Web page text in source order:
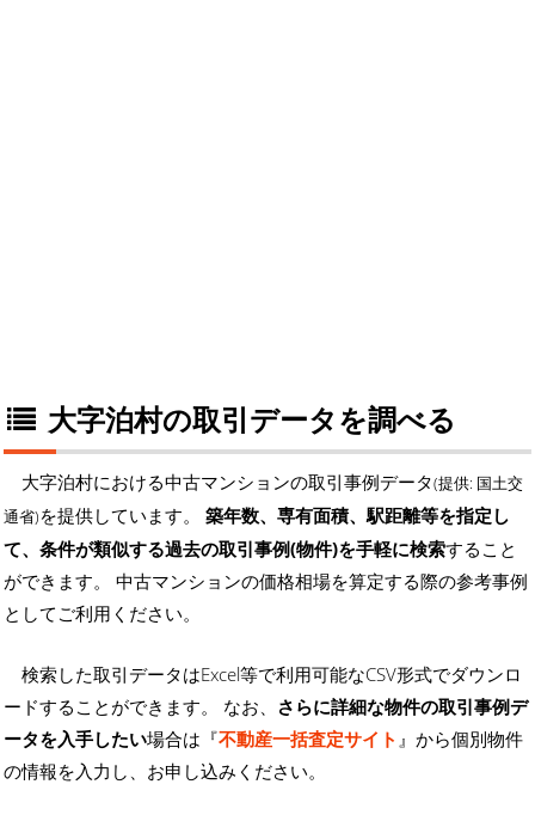
大字泊村の取引データを調べる
大字泊村における中古マンションの取引事例データ(提供: 国土交
通省)を提供しています。 築年数、専有面積、駅距離等を指定し
て、条件が類似する過去の取引事例(物件)を手軽に検索すること
ができます。 中古マンションの価格相場を算定する際の参考事例
としてご利用ください。
検索した取引データはExcel等で利用可能なCSV形式でダウンロ
ードすることができます。 なお、 さらに詳細な物件の取引事例デ
ータを入手したい場合は『不動産一括査定サイト 』から個別物件
の情報を入力し、お申し込みください。